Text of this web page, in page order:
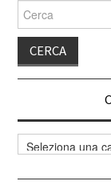
Cerca
per:
Categorie
articoli